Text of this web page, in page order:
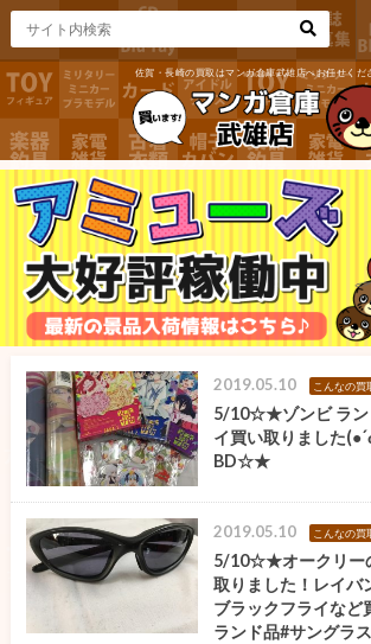
佐賀・長崎の買取はマンガ倉庫武雄店へお任せくだ
2019.05.10 こんなの買
5/10☆★ゾンビ ラン
イ買い取りました
BD☆★
2019.05.10 こんなの買
5/10☆★オークリー
取りました！レイバ
ブラックフライなど
ランド品#サングラ